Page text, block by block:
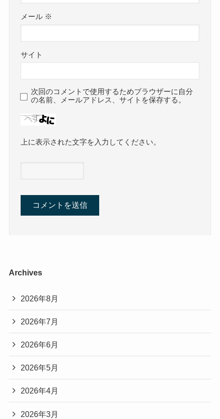
メール ※
サイト
次回のコメントで使用するためブラウザーに自分
の名前、メールアドレス、サイトを保存する。
上に表示された文字を入力してください。
Archives
2026年8月
2026年7月
2026年6月
2026年5月
2026年4月
2026年3月